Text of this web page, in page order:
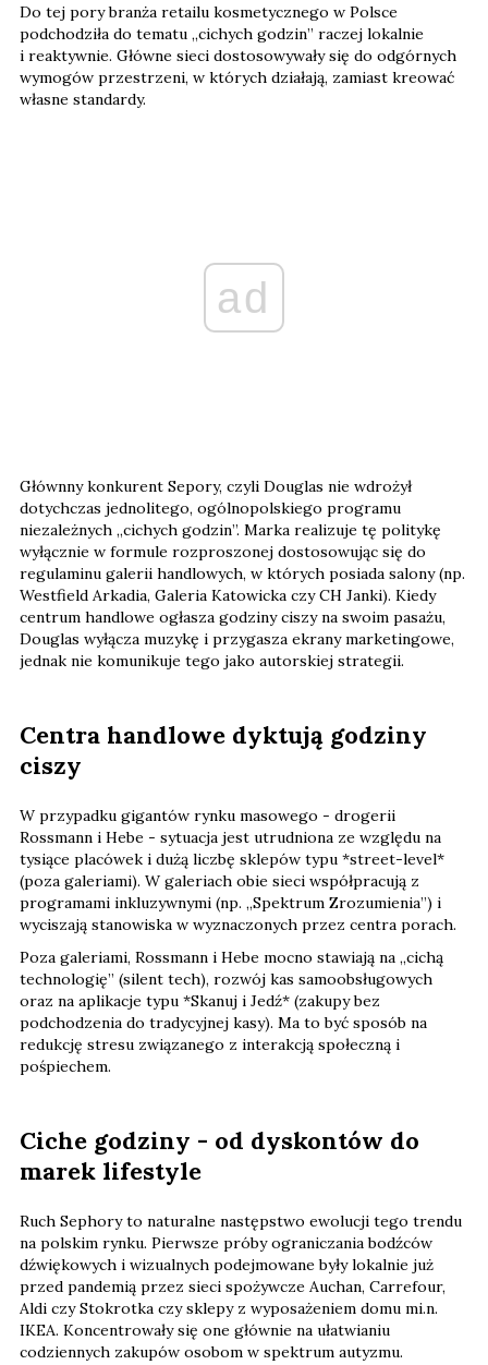
Do tej pory branża retailu kosmetycznego w Polsce
podchodziła do tematu „cichych godzin” raczej lokalnie
i reaktywnie. Główne sieci dostosowywały się do odgórnych
wymogów przestrzeni, w których działają, zamiast kreować
własne standardy.
ad
Głównny konkurent Sepory, czyli Douglas nie wdrożył
dotychczas jednolitego, ogólnopolskiego programu
niezależnych „cichych godzin”. Marka realizuje tę politykę
wyłącznie w formule rozproszonej dostosowując się do
regulaminu galerii handlowych, w których posiada salony (np.
Westfield Arkadia, Galeria Katowicka czy CH Janki). Kiedy
centrum handlowe ogłasza godziny ciszy na swoim pasażu,
Douglas wyłącza muzykę i przygasza ekrany marketingowe,
jednak nie komunikuje tego jako autorskiej strategii.
Centra handlowe dyktują godziny
ciszy
W przypadku gigantów rynku masowego - drogerii
Rossmann i Hebe - sytuacja jest utrudniona ze względu na
tysiące placówek i dużą liczbę sklepów typu *street-level*
(poza galeriami). W galeriach obie sieci współpracują z
programami inkluzywnymi (np. „Spektrum Zrozumienia”) i
wyciszają stanowiska w wyznaczonych przez centra porach.
Poza galeriami, Rossmann i Hebe mocno stawiają na „cichą
technologię” (silent tech), rozwój kas samoobsługowych
oraz na aplikacje typu *Skanuj i Jedź* (zakupy bez
podchodzenia do tradycyjnej kasy). Ma to być sposób na
redukcję stresu związanego z interakcją społeczną i
pośpiechem.
Ciche godziny - od dyskontów do
marek lifestyle
Ruch Sephory to naturalne następstwo ewolucji tego trendu
na polskim rynku. Pierwsze próby ograniczania bodźców
dźwiękowych i wizualnych podejmowane były lokalnie już
przed pandemią przez sieci spożywcze Auchan, Carrefour,
Aldi czy Stokrotka czy sklepy z wyposażeniem domu mi.n.
IKEA. Koncentrowały się one głównie na ułatwianiu
codziennych zakupów osobom w spektrum autyzmu.